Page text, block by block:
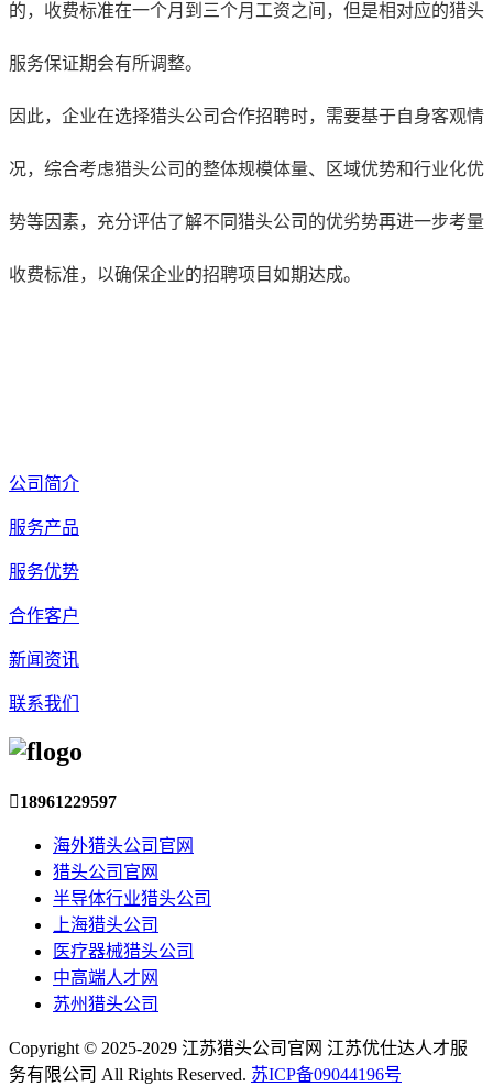
的，收费标准在一个月到三个月工资之间，但是相对应的猎头
服务保证期会有所调整。
因此，企业在选择猎头公司合作招聘时，需要基于自身客观情
况，综合考虑猎头公司的整体规模体量、区域优势和行业化优
势等因素，充分评估了解不同猎头公司的优劣势再进一步考量
收费标准，以确保企业的招聘项目如期达成。
公司简介
服务产品
服务优势
合作客户
新闻资讯
联系我们
18961229597
海外猎头公司官网
猎头公司官网
半导体行业猎头公司
上海猎头公司
医疗器械猎头公司
中高端人才网
苏州猎头公司
Copyright © 2025-2029 江苏猎头公司官网 江苏优仕达人才服
务有限公司 All Rights Reserved. 苏ICP备09044196号